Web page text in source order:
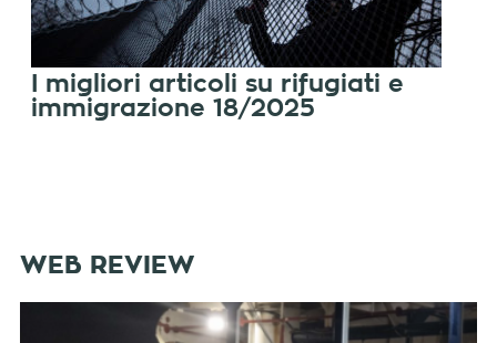
I migliori articoli su rifugiati e
immigrazione 18/2025
WEB REVIEW